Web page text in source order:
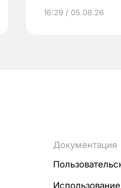
16:29 / 05.08.26
Документация